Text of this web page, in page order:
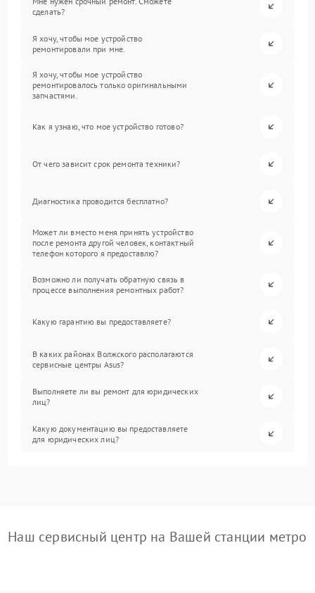
сделать?
Я хочу, чтобы мое устройство
ремонтировали при мне.
Я хочу, чтобы мое устройство
ремонтировалось только оригинальными
запчастями.
Как я узнаю, что мое устройство готово?
От чего зависит срок ремонта техники?
Диагностика проводится бесплатно?
Может ли вместо меня принять устройство
после ремонта другой человек, контактный
телефон которого я предоставлю?
Возможно ли получать обратную связь в
процессе выполнения ремонтных работ?
Какую гарантию вы предоставляете?
В каких районах Волжского располагаются
сервисные центры Asus?
Выполняете ли вы ремонт для юридических
лиц?
Какую документацию вы предоставляете
для юридических лиц?
Наш сервисный центр на Вашей станции метро